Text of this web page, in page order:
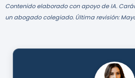
Contenido elaborado con apoyo de IA.
un abogado colegiado. Última revisión: